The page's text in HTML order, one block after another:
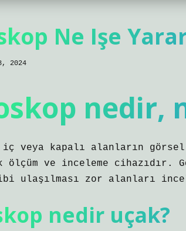
Ne Işe
2024
nedir,
iç veya kapalı alanların
ölçüm ve inceleme
ulaşılması zor alanları
nedir uçak?